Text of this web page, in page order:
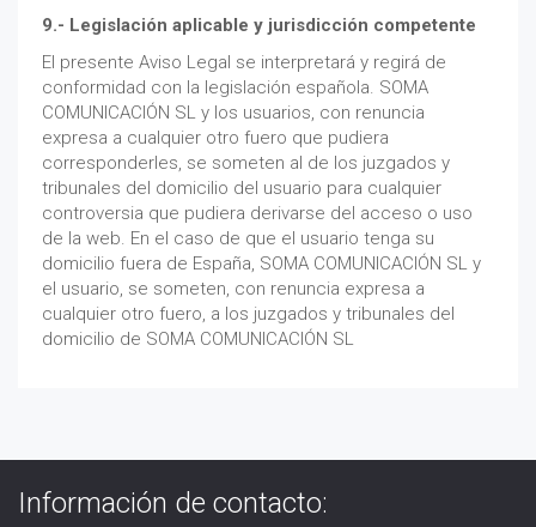
9.- Legislación aplicable y jurisdicción competente
El presente Aviso Legal se interpretará y regirá de
conformidad con la legislación española. SOMA
COMUNICACIÓN SL y los usuarios, con renuncia
expresa a cualquier otro fuero que pudiera
corresponderles, se someten al de los juzgados y
tribunales del domicilio del usuario para cualquier
controversia que pudiera derivarse del acceso o uso
de la web. En el caso de que el usuario tenga su
domicilio fuera de España, SOMA COMUNICACIÓN SL y
el usuario, se someten, con renuncia expresa a
cualquier otro fuero, a los juzgados y tribunales del
domicilio de SOMA COMUNICACIÓN SL
Información de contacto: